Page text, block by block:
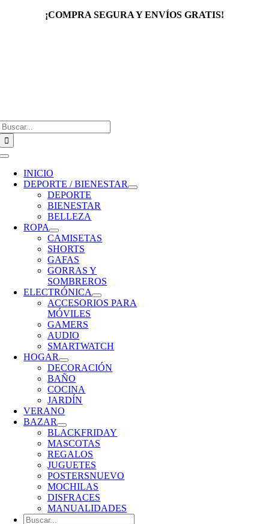
¡COMPRA SEGURA Y ENVÍOS GRATIS!
Toggle
Navigation
INICIO
DEPORTE / BIENESTAR
DEPORTE
BIENESTAR
BELLEZA
ROPA
CAMISETAS
SHORTS
GAFAS
GORRAS Y
SOMBREROS
ELECTRÓNICA
ACCESORIOS PARA
MÓVILES
GAMERS
AUDIO
SMARTWATCH
HOGAR
DECORACIÓN
BAÑO
COCINA
JARDÍN
VERANO
BAZAR
BLACKFRIDAY
MASCOTAS
REGALOS
JUGUETES
POSTERSNUEVO
MOCHILAS
DISFRACES
MANUALIDADES
Buscar: